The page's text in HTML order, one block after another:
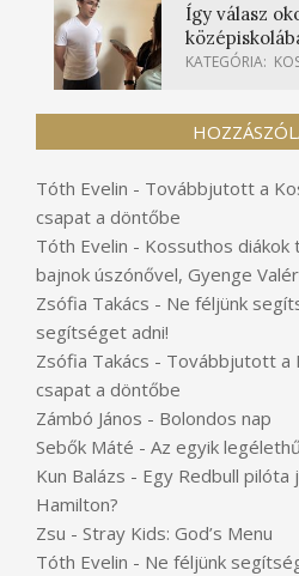
Így válasz
KATEGÓRIA:
Tóth Evelin - Továbbjutott a
csapat a döntőbe
Tóth Evelin - Kossuthos diákok
bajnok úszónővel, Gyenge
Zsófia Takács - Ne féljünk
segítséget adni!
Zsófia Takács - Továbbjutott a
csapat a döntőbe
Zámbó János - Bolondos nap
Sebők Máté - Az egyik
Kun Balázs - Egy Redbull pilóta
Hamilton?
Zsu - Stray Kids: God’s Menu
Tóth Evelin - Ne féljünk